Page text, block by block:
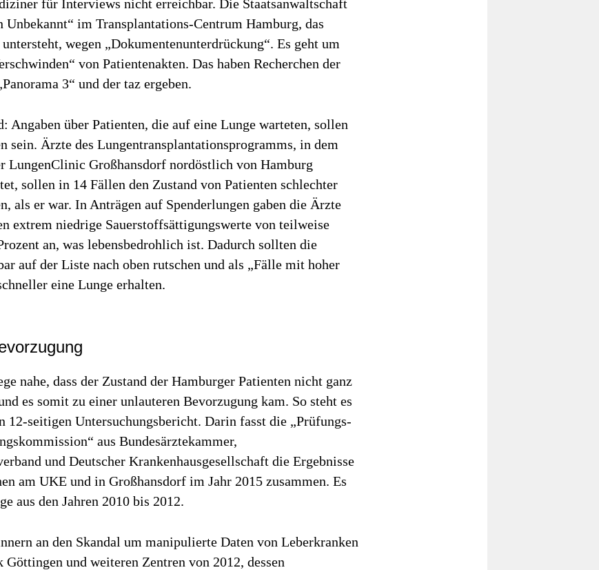
für Interviews nicht erreichbar. Die Staatsanwaltschaft
Unbekannt“ im Transplantations-Centrum Hamburg, das
wegen „Dokumentenunterdrückung“. Es geht um
von Patientenakten. Das haben Recherchen der
3“ und der taz ergeben.
Angaben über Patienten, die auf eine Lunge warteten, sollen
sein. Ärzte des Lungentransplantationsprogramms, in dem
LungenClinic Großhansdorf nordöstlich von Hamburg
sollen in 14 Fällen den Zustand von Patienten schlechter
als er war. In Anträgen auf Spenderlungen gaben die Ärzte
extrem niedrige Sauerstoffsättigungswerte von teilweise
an, was lebensbedrohlich ist. Dadurch sollten die
auf der Liste nach oben rutschen und als „Fälle mit hoher
eine Lunge erhalten.
nahe, dass der Zustand der Hamburger Patienten nicht ganz
es somit zu einer unlauteren Bevorzugung kam. So steht es
12-seitigen Untersuchungsbericht. Darin fasst die „Prüfungs-
aus Bundesärztekammer,
und Deutscher Krankenhausgesellschaft die Ergebnisse
am UKE und in Großhansdorf im Jahr 2015 zusammen. Es
aus den Jahren 2010 bis 2012.
an den Skandal um manipulierte Daten von Leberkranken
und weiteren Zentren von 2012, dessen